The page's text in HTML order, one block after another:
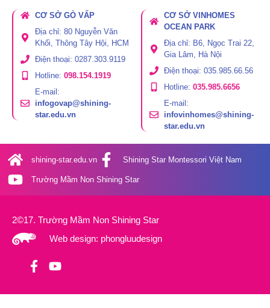
CƠ SỞ GÒ VẤP
Địa chỉ: 80 Nguyễn Văn
Khối, Thông Tây Hội, HCM
Điện thoại: 0287.303.9119
Hotline: 098.154.1919
E-mail:
infogovap@shining-
star.edu.vn
CƠ SỞ VINHOMES
OCEAN PARK
Địa chỉ: B6, Ngọc Trai 22,
Gia Lâm, Hà Nội
Điện thoại: 035.985.66.56
Hotline: 035.985.6656
E-mail:
infovinhomes@shining-
star.edu.vn
shining-star.edu.vn Shining Star Montessori Việt Nam
Trường Mầm Non Shining Star
2©17. Trường Mầm Non Shining Star
Web design: phongluudesign